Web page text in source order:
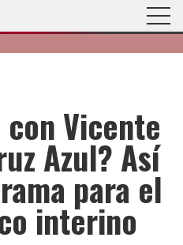
con Vicente
Azul? Así
para el
interino